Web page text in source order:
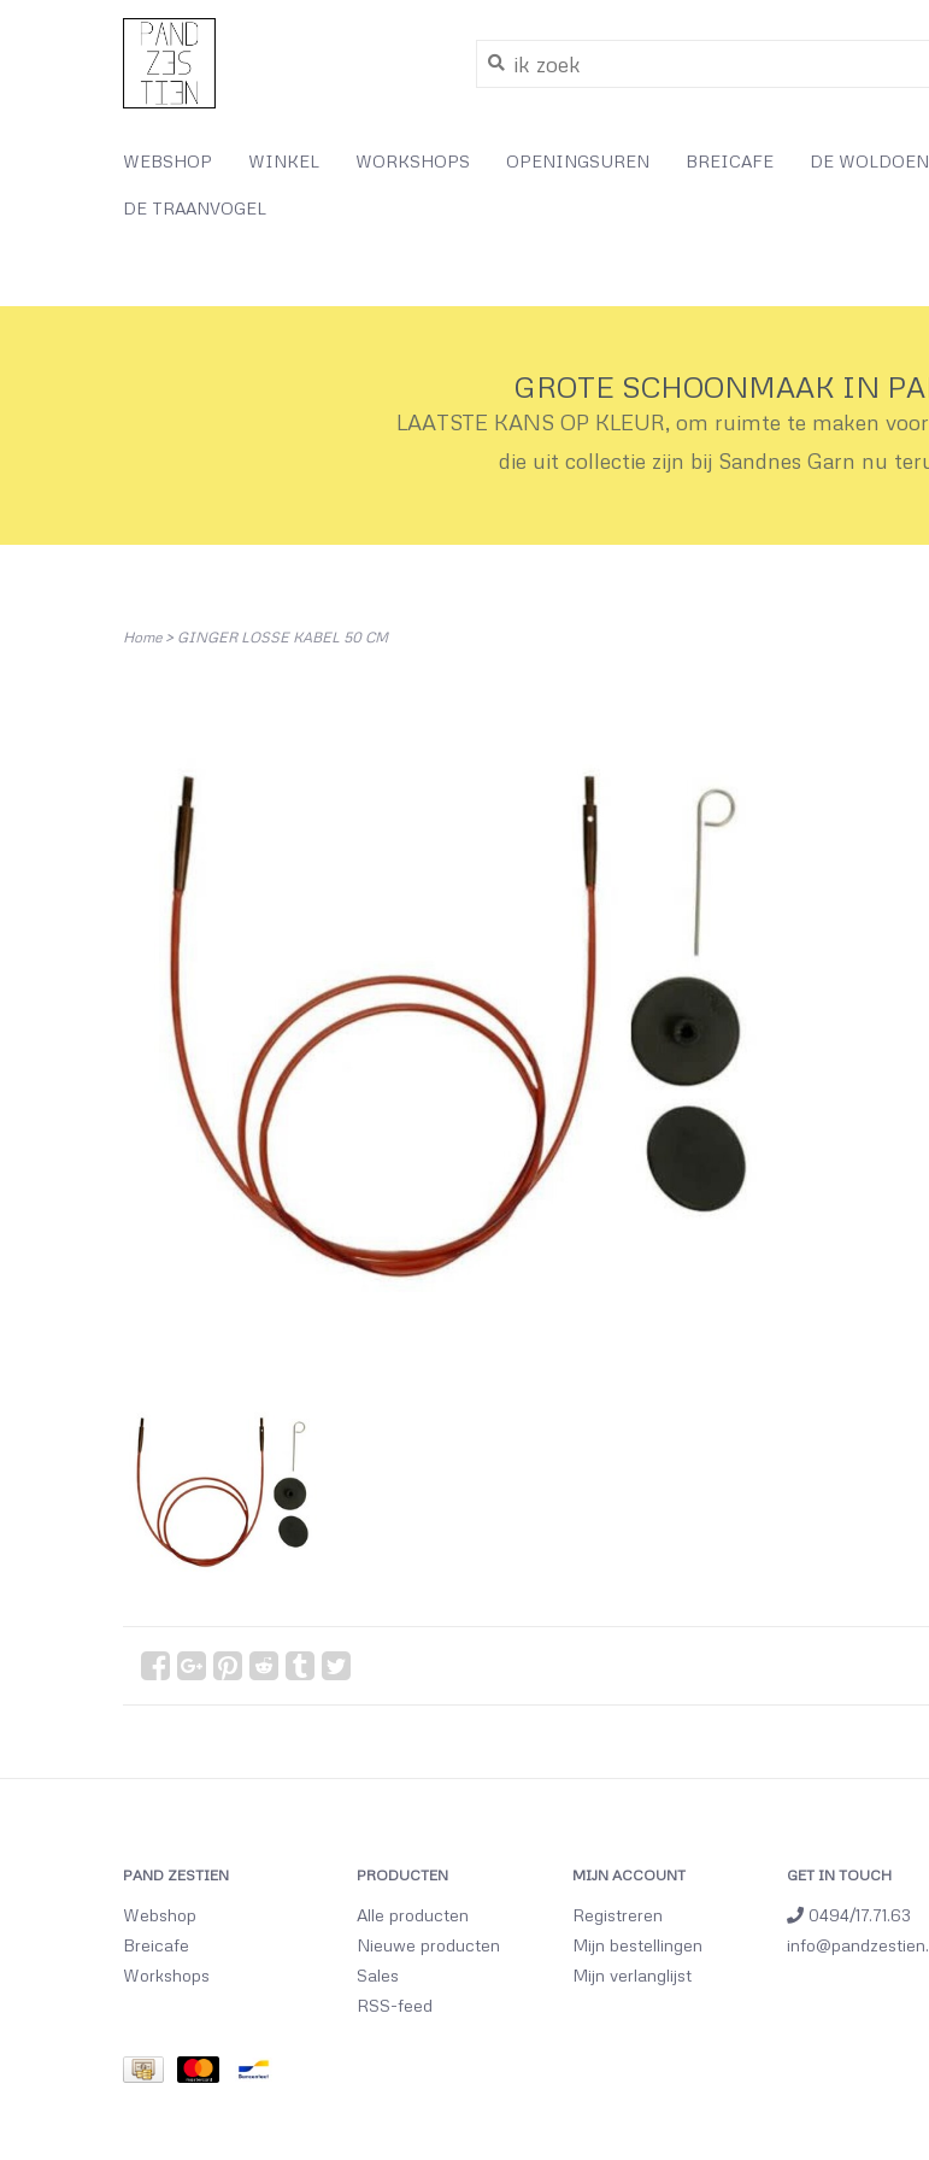
WEBSHOP WINKEL WORKSHOPS OPENINGSUREN BREICAFE DE
DE TRAANVOGEL
GROTE SCHOONMAAK IN
LAATSTE KANS OP KLEUR, om ruimte te maken
die uit collectie zijn bij Sandnes Garn nu
Home> GINGER LOSSE KABEL 50 CM
PAND ZESTIEN
Webshop
Breicafe
Workshops
PRODUCTEN
Alle producten
Nieuwe producten
Sales
RSS-feed
MIJN ACCOUNT
Registreren
Mijn bestellingen
Mijn verlanglijst
GET IN TOUCH
0494/17.71.63